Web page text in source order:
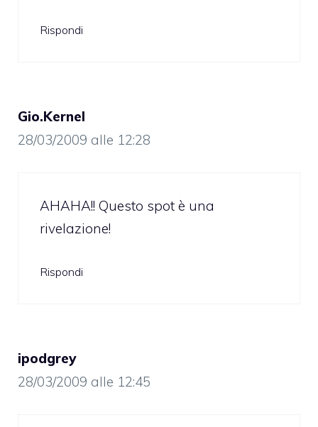
Rispondi
Gio.Kernel
28/03/2009 alle 12:28
AHAHA!! Questo spot è una
rivelazione!
Rispondi
ipodgrey
28/03/2009 alle 12:45